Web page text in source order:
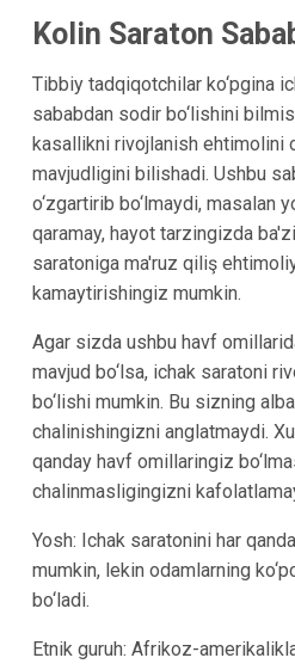
Kolin Saraton
Tibbiy tadqiqotchilar ko‘pgina
sababdan sodir bo‘lishini
kasallikni rivojlanish ehtimolini
mavjudligini bilishadi. Ushbu
o‘zgartirib bo‘lmaydi, masalan
qaramay, hayot tarzingizda
saratoniga ma'ruz qiliş
kamaytirishingiz mumkin.
Agar sizda ushbu havf
mavjud bo‘lsa, ichak saratoni
bo‘lishi mumkin. Bu sizning
chalinishingizni anglatmaydi.
qanday havf omillaringiz
chalinmasligingizni
Yosh: Ichak saratonini har
mumkin, lekin odamlarning
bo‘ladi.
Etnik guruh: Afrikoz-